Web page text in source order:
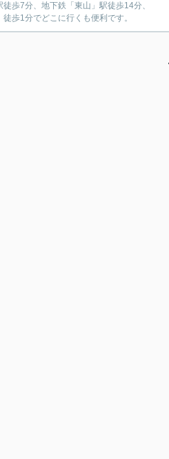
歩7分、地下鉄「東山」駅徒歩14分、
歩1分でどこに行くも便利です。